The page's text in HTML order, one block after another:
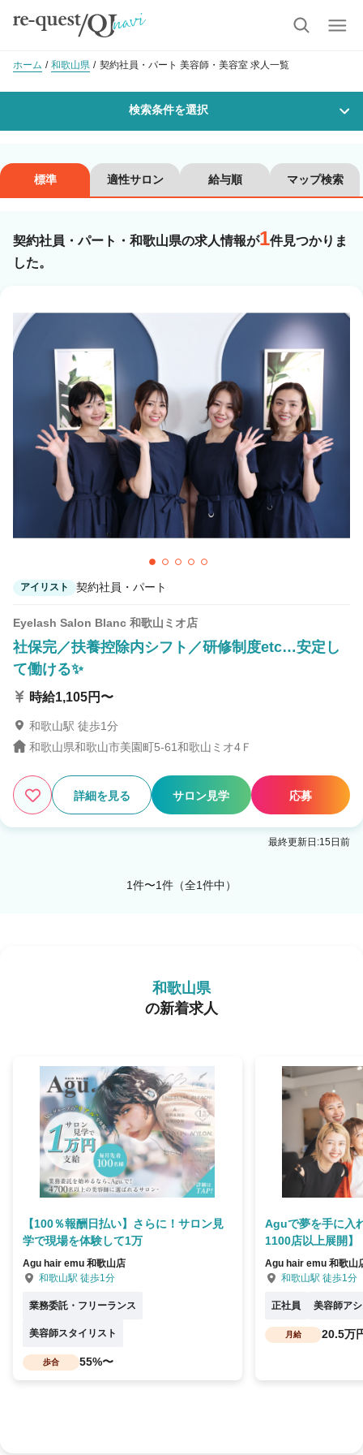
ホーム 和歌山県 契約社員・パート 美容師・美容室 求人一覧
検索条件を選択
沿線・駅を選択 市区町村を選択
美容師アシスタント
カラーリスト フロント・レセプション
ヘアメイク・美容部員 アイリスト
ネイリスト エステティシャン
講師・インストラクター 営業・販売スタッフ・その他
雇用形態
業務委託・フリーランス
詳細条件
この条件の求人数1件
検索する
標準 適性サロン 給与順 マップ検索
契約社員・パート・和歌山県の求人情報が1件見つかりま
した。
アイリスト 契約社員・パート
Eyelash Salon Blanc 和歌山ミオ店
社保完／扶養控除内シフト／研修制度etc…安定し
て働ける✨
時給1,105円〜
和歌山駅 徒歩1分
和歌山県和歌山市美園町5-61和歌山ミオ4Ｆ
詳細を見る サロン見学 応募
最終更新日:15日前
1件〜1件（全1件中）
和歌山県
の新着求人
【100％報酬日払い】さらに！サロン見
学で現場を体験して1万
Agu hair emu 和歌山店
和歌山駅 徒歩1分
業務委託・フリーランス
美容師スタイリスト
歩合 55%〜
Aguで夢を手に入
1100店以上展開】
Agu hair emu 和歌山
和歌山駅 徒歩1分
正社員 美容師ア
月給 20.5万